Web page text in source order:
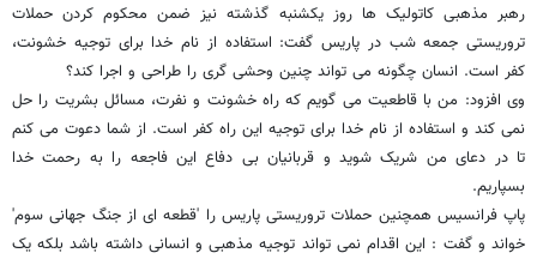
رهبر مذهبی کاتولیک ها روز یکشنبه گذشته نیز ضمن محکوم کردن حملات
تروریستی جمعه شب در پاریس گفت: استفاده از نام خدا برای توجیه خشونت،
کفر است. انسان چگونه می تواند چنین وحشی گری را طراحی و اجرا کند؟
وی افزود: من با قاطعیت می گویم که راه خشونت و نفرت، مسائل بشریت را حل
نمی کند و استفاده از نام خدا برای توجیه این راه کفر است. از شما دعوت می کنم
تا در دعای من شریک شوید و قربانیان بی دفاع این فاجعه را به رحمت خدا
بسپاریم.
پاپ فرانسیس همچنین حملات تروریستی پاریس را 'قطعه ای از جنگ جهانی سوم'
خواند و گفت : این اقدام نمی تواند توجیه مذهبی و انسانی داشته باشد بلکه یک